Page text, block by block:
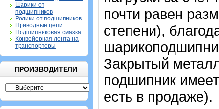
Шарики от
подшипников
Ролики от подшипников
Приводные цепи
Подшипниковая смазка
Конвейерная лента на
транспортеры
ПРОИЗВОДИТЕЛИ
почти равен
степени),
Закрытый
подшипник
есть в продаже).